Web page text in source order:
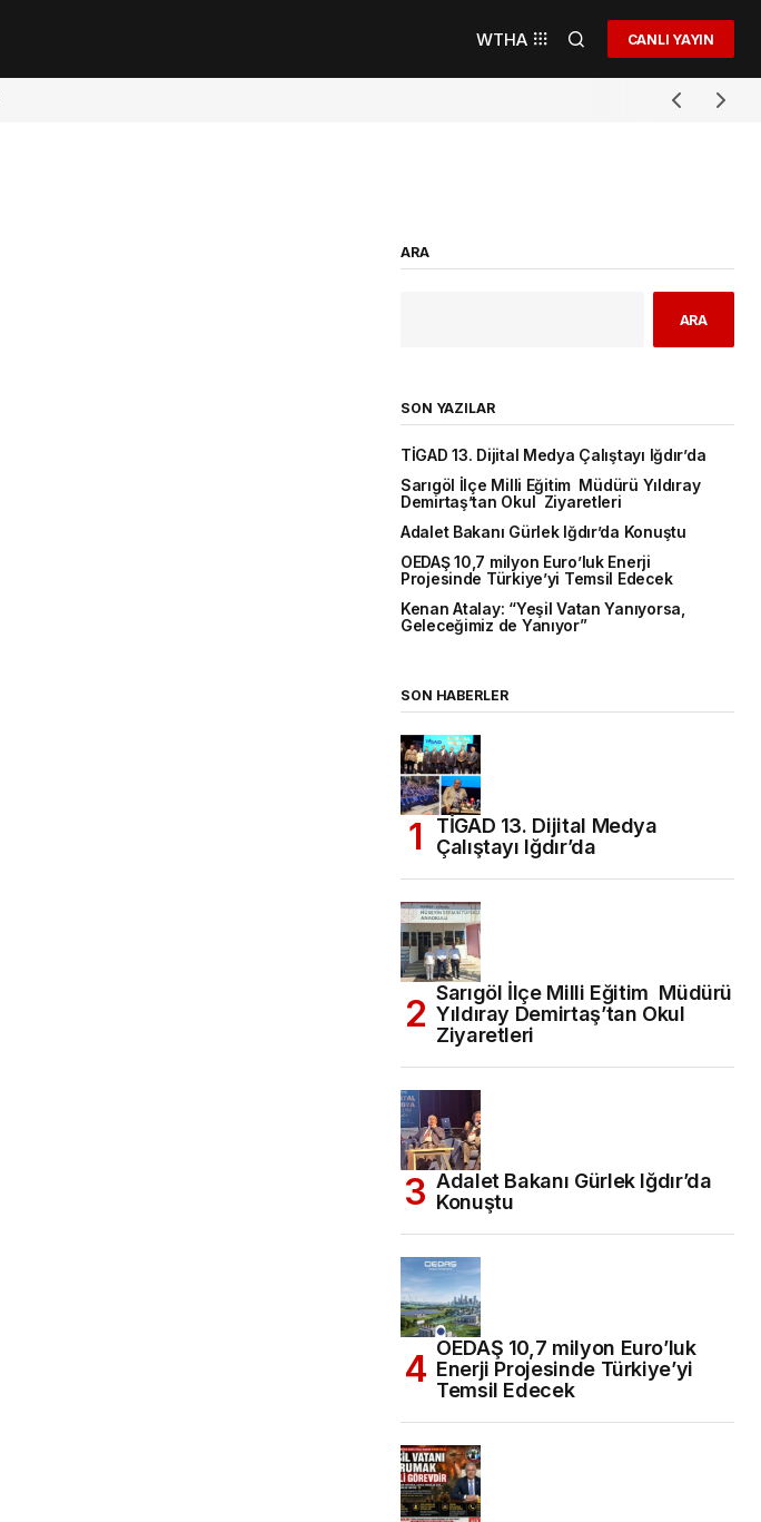
WTHA CANLI YAYIN
ARA
ARA
SON YAZILAR
TİGAD 13. Dijital Medya Çalıştayı Iğdır’da
Sarıgöl İlçe Milli Eğitim Müdürü Yıldıray
Demirtaş’tan Okul Ziyaretleri
Adalet Bakanı Gürlek Iğdır’da Konuştu
OEDAŞ 10,7 milyon Euro’luk Enerji
Projesinde Türkiye’yi Temsil Edecek
Kenan Atalay: “Yeşil Vatan Yanıyorsa,
Geleceğimiz de Yanıyor”
SON HABERLER
TİGAD 13. Dijital Medya
Çalıştayı Iğdır’da
Sarıgöl İlçe Milli Eğitim Müdürü
Yıldıray Demirtaş’tan Okul
Ziyaretleri
Adalet Bakanı Gürlek Iğdır’da
Konuştu
OEDAŞ 10,7 milyon Euro’luk
Enerji Projesinde Türkiye’yi
Temsil Edecek